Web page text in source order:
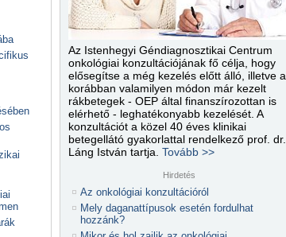
Az Istenhegyi Géndiagnosztikai Centrum
onkológiai konzultációjának fő célja, hogy
elősegítse a még kezelés előtt álló, illetve a
korábban valamilyen módon már kezelt
rákbetegek - OEP által finanszírozottan is
elérhető - leghatékonyabb kezelését. A
konzultációt a közel 40 éves klinikai
betegellátó gyakorlattal rendelkező prof. dr.
Láng István tartja. Tovább >>
Hirdetés
Az onkológiai konzultációról
Mely daganattípusok esetén fordulhat
hozzánk?